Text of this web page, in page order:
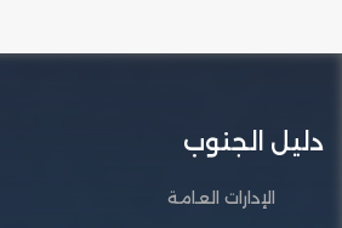
دليل الجنوب
الإدارات العامة